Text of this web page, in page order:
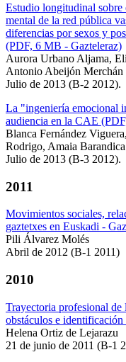
Estudio longitudinal sobre
mental de la red pública
diferencias por sexos y
(PDF, 6 MB - Gazteleraz)
Aurora Urbano Aljama,
Antonio Abeijón Merchán
Julio de 2013 (B-2 2012).
La "ingeniería emocional
audiencia en la CAE
Blanca Fernández
Rodrigo, Amaia
Julio de 2013 (B-3 2012).
2011
Movimientos sociales,
gaztetxes en Euskadi -
Pili Álvarez Molés
Abril de 2012 (B-1 2011)
2010
Trayectoria profesional
obstáculos e
Helena Ortiz de Lejarazu
21 de junio de 2011 (B-1